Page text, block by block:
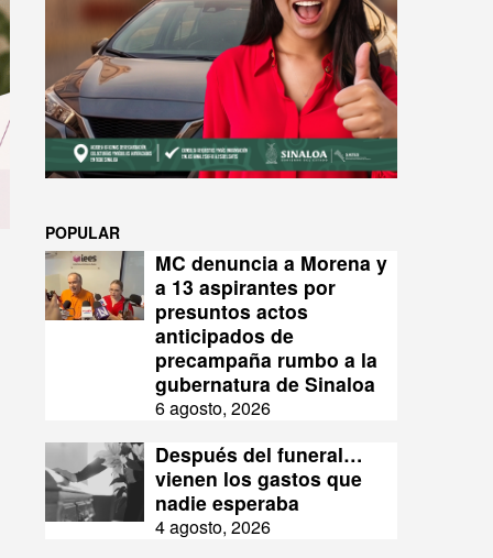
POPULAR
MC denuncia a Morena y
a 13 aspirantes por
presuntos actos
anticipados de
precampaña rumbo a la
gubernatura de Sinaloa
6 agosto, 2026
Después del funeral…
vienen los gastos que
nadie esperaba
4 agosto, 2026